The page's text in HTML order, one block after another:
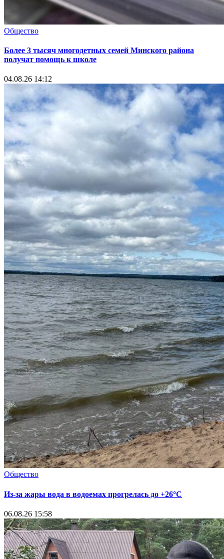
Общество
Более 3 тысяч многодетных семей Минского района
получат помощь к школе
04.08.26 14:12
Общество
Из-за жары вода в водоемах прогрелась до +26°C
06.08.26 15:58